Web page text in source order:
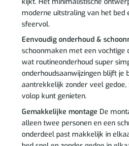
moderne uitstraling van het
sfeervol.
Eenvoudig onderhoud &
schoonmaken met een vochtige
wat routineonderhoud super
onderhoudsaanwijzingen blijft je
aantrekkelijk zonder veel gedoe,
volop kunt genieten.
Gemakkelijke montage De
alleen twee personen en een
onderdeel past makkelijk in